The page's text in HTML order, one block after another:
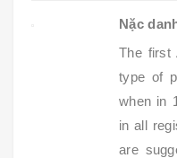
Nặc
The first
type of
when in
in all
are